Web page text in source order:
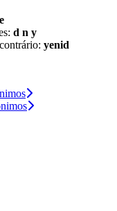
d n y
yenid